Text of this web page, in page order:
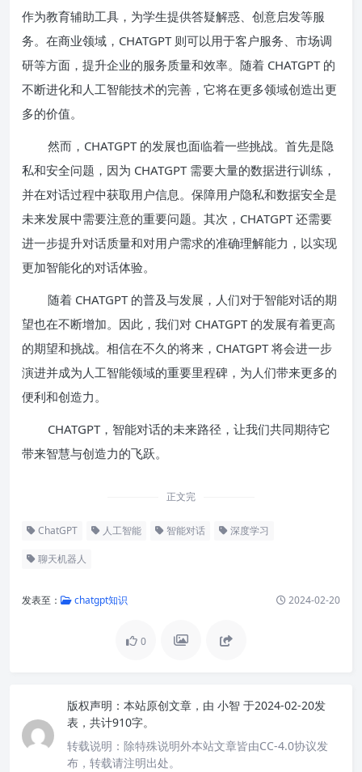
作为教育辅助工具，为学生提供答疑解惑、创意启发等服
务。在商业领域，CHATGPT 则可以用于客户服务、市场调
研等方面，提升企业的服务质量和效率。随着 CHATGPT 的
不断进化和人工智能技术的完善，它将在更多领域创造出更
多的价值。
然而，CHATGPT 的发展也面临着一些挑战。首先是隐
私和安全问题，因为 CHATGPT 需要大量的数据进行训练，
并在对话过程中获取用户信息。保障用户隐私和数据安全是
未来发展中需要注意的重要问题。其次，CHATGPT 还需要
进一步提升对话质量和对用户需求的准确理解能力，以实现
更加智能化的对话体验。
随着 CHATGPT 的普及与发展，人们对于智能对话的期
望也在不断增加。因此，我们对 CHATGPT 的发展有着更高
的期望和挑战。相信在不久的将来，CHATGPT 将会进一步
演进并成为人工智能领域的重要里程碑，为人们带来更多的
便利和创造力。
CHATGPT，智能对话的未来路径，让我们共同期待它
带来智慧与创造力的飞跃。
正文完
ChatGPT 人工智能 智能对话 深度学习
聊天机器人
发表至： chatgpt知识 2024-02-20
0
版权声明： 本站原创文章，由 小智 于2024-02-20发
表，共计910字。
转载说明： 除特殊说明外本站文章皆由CC-4.0协议发
布，转载请注明出处。